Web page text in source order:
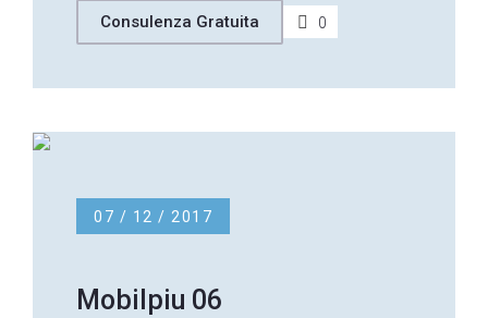
Consulenza Gratuita 0
07 / 12 / 2017
Mobilpiu 06